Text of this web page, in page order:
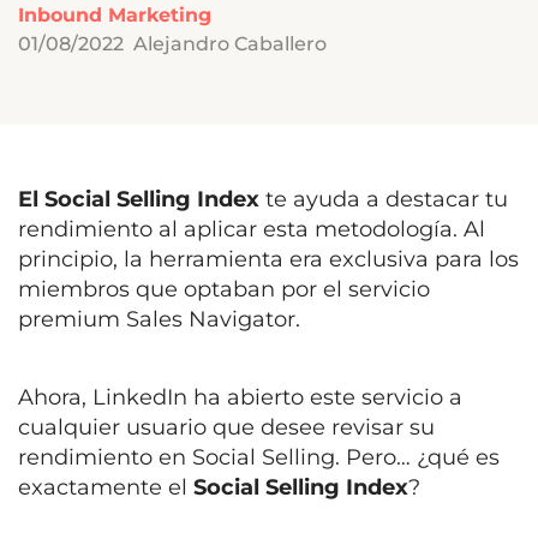
Inbound Marketing
01/08/2022 Alejandro Caballero
El Social Selling Index te ayuda a destacar tu
rendimiento al aplicar esta metodología. Al
principio, la herramienta era exclusiva para los
miembros que optaban por el servicio
premium Sales Navigator.
Ahora, LinkedIn ha abierto este servicio a
cualquier usuario que desee revisar su
rendimiento en Social Selling. Pero… ¿qué es
exactamente el Social Selling Index?